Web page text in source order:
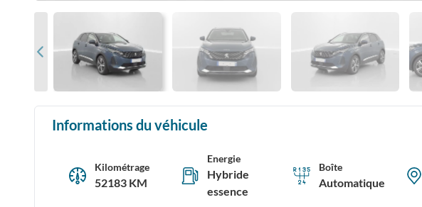
Informations du véhicule
Kilométrage
52183 KM
Energie
Hybride
essence
Boîte
Automatique